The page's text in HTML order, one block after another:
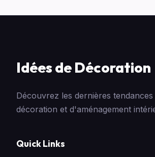
Idées de Décoration
Découvrez les dernières
décoration et d'aménagement
Quick Links